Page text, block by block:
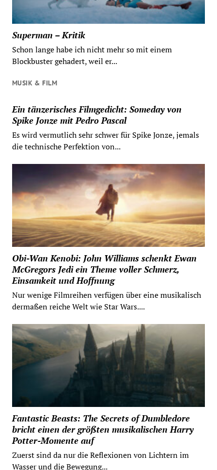
Superman – Kritik
Schon lange habe ich nicht mehr so mit einem
Blockbuster gehadert, weil er...
MUSIK & FILM
Ein tänzerisches Filmgedicht: Someday von
Spike Jonze mit Pedro Pascal
Es wird vermutlich sehr schwer für Spike Jonze, jemals
die technische Perfektion von...
Obi-Wan Kenobi: John Williams schenkt Ewan
McGregors Jedi ein Theme voller Schmerz,
Einsamkeit und Hoffnung
Nur wenige Filmreihen verfügen über eine musikalisch
dermaßen reiche Welt wie Star Wars....
Fantastic Beasts: The Secrets of Dumbledore
bricht einen der größten musikalischen Harry
Potter-Momente auf
Zuerst sind da nur die Reflexionen von Lichtern im
Wasser und die Bewegung...